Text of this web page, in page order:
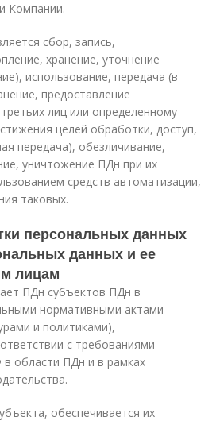
Компании.
сбор, запись,
хранение, уточнение
использование, передача (в
предоставление
лиц или определенному
целей обработки, доступ,
передача), обезличивание,
уничтожение ПДн при их
средств автоматизации,
таковых.
персональных данных
данных и ее
лицам
ПДн субъектов ПДн в
нормативными актами
и политиками),
с требованиями
в области ПДн и в рамках
обеспечивается их